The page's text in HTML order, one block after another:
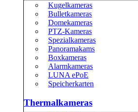
Kugelkameras
Bulletkameras
Domekameras
PTZ-Kameras
Spezialkameras
Panoramakams
Boxkameras
Alarmkameras
LUNA ePoE
Speicherkarten
Thermalkameras